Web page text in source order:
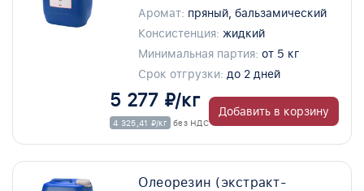
Аромат: пряный, бальзамический
Консистенция: жидкий
Минимальная партия: от 5 кг
Срок отгрузки: до 2 дней
5 277 ₽/кг
4 325,41 ₽/кг без НДС
Добавить в корзину
Олеорезин (экстракт-